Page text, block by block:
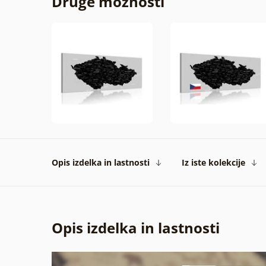
Opis izdelka in lastnosti Iz iste kolekcije
Opis izdelka in lastnosti